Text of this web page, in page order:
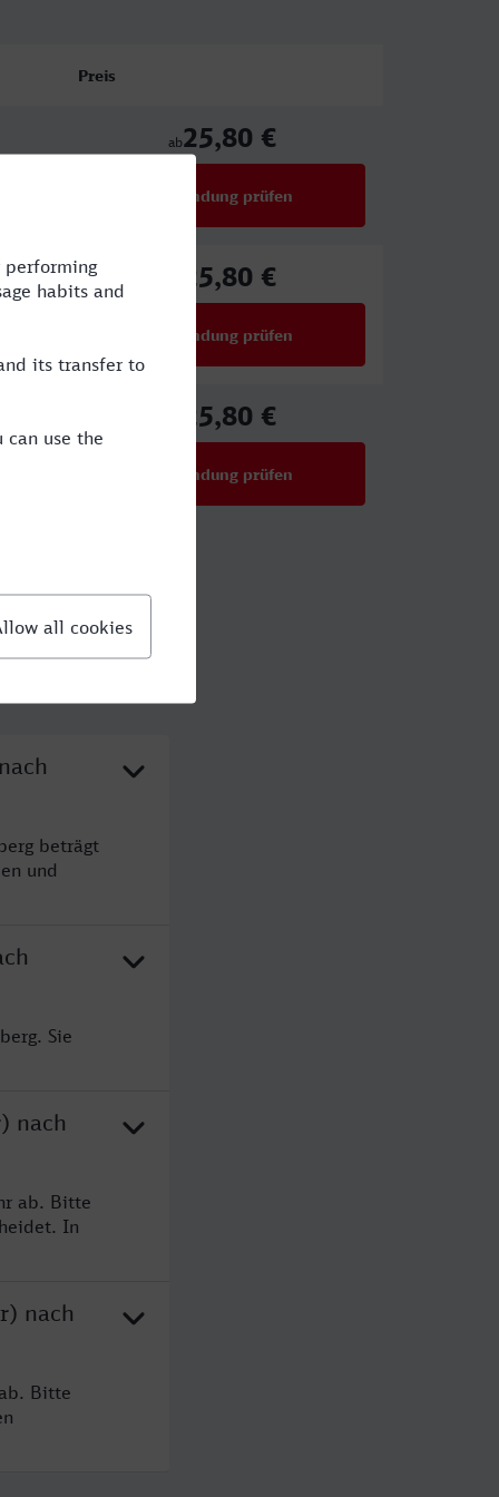
Preis
ab25,80 €
Verbindung prüfen
25,80 €
Verbindung prüfen
25,80 €
Verbindung prüfen
beträgt
und
Sie
nach
ab. Bitte
In
nach
Bitte